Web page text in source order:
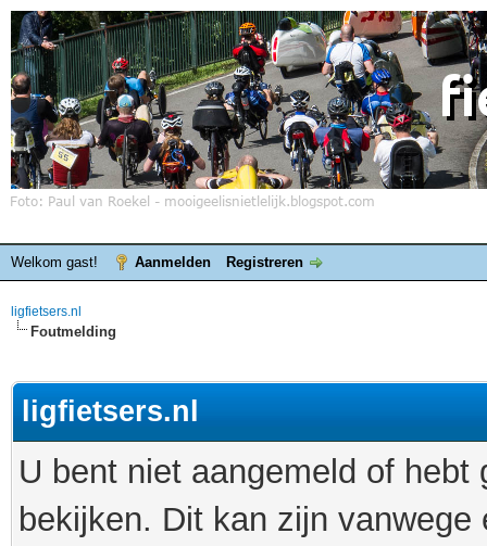
Welkom gast! Aanmelden Registreren
ligfietsers.nl
Foutmelding
ligfietsers.nl
U bent niet aangemeld of
bekijken. Dit kan zijn